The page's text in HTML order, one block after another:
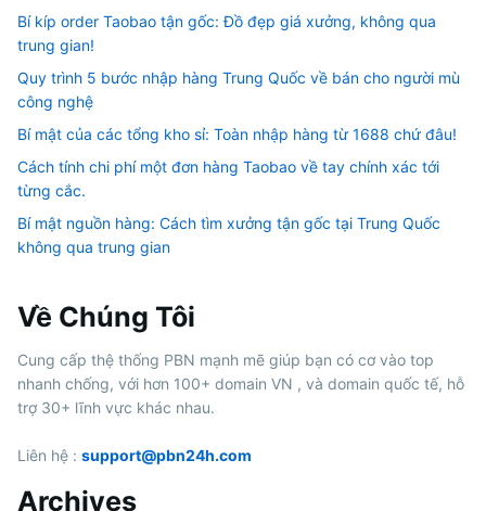
Bí kíp order Taobao tận gốc: Đồ đẹp giá xưởng, không qua
trung gian!
Quy trình 5 bước nhập hàng Trung Quốc về bán cho người mù
công nghệ
Bí mật của các tổng kho sỉ: Toàn nhập hàng từ 1688 chứ đâu!
Cách tính chi phí một đơn hàng Taobao về tay chính xác tới
từng cắc.
Bí mật nguồn hàng: Cách tìm xưởng tận gốc tại Trung Quốc
không qua trung gian
Về Chúng Tôi
Cung cấp thệ thống PBN mạnh mẽ giúp bạn có cơ vào top
nhanh chống, với hơn 100+ domain VN , và domain quốc tế, hỗ
trợ 30+ lĩnh vực khác nhau.
Liên hệ : support@pbn24h.com
Archives